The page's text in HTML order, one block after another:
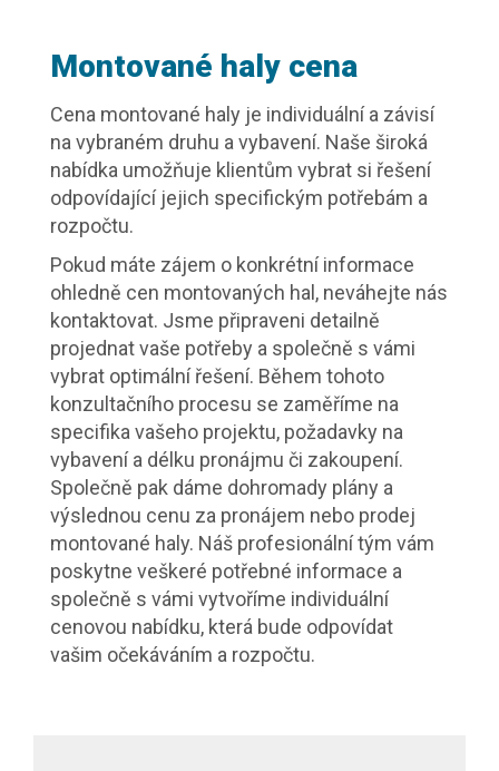
Montované haly cena
Cena montované haly je individuální a závisí
na vybraném druhu a vybavení. Naše široká
nabídka umožňuje klientům vybrat si řešení
odpovídající jejich specifickým potřebám a
rozpočtu.
Pokud máte zájem o konkrétní informace
ohledně cen montovaných hal, neváhejte nás
kontaktovat. Jsme připraveni detailně
projednat vaše potřeby a společně s vámi
vybrat optimální řešení. Během tohoto
konzultačního procesu se zaměříme na
specifika vašeho projektu, požadavky na
vybavení a délku pronájmu či zakoupení.
Společně pak dáme dohromady plány a
výslednou cenu za pronájem nebo prodej
montované haly. Náš profesionální tým vám
poskytne veškeré potřebné informace a
společně s vámi vytvoříme individuální
cenovou nabídku, která bude odpovídat
vašim očekáváním a rozpočtu.